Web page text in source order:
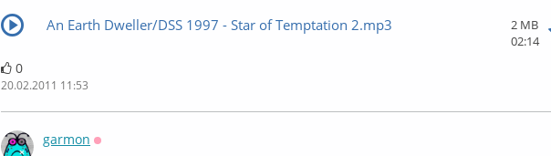
An Earth Dweller/DSS 1997 - Star of Temptation 2.mp3
2 MB
02:14
0
20.02.2011 11:53
garmon